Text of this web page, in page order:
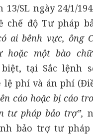
13/SL ngày 24/1/
chế độ Tư pháp
ai bênh vực, ông
hoặc một bào
tại Sắc lệnh
lệ phí và án phí
cáo hoặc bị cáo
tư pháp bảo trợ”,
bảo trợ tư pháp